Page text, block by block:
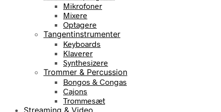
Mikrofoner
Mixere
Optagere
Tangentinstrumenter
Keyboards
Klaverer
Synthesizere
Trommer & Percussion
Bongos & Congas
Cajons
Trommesæt
Streaming & Video